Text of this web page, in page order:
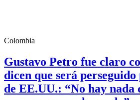
Colombia
Gustavo Petro fue claro
dicen que será
de EE.UU.: “No hay nada